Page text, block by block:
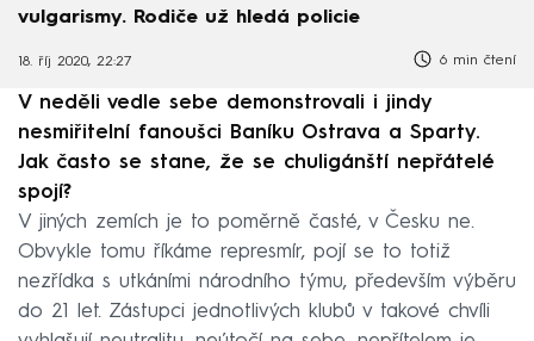
vulgarismy. Rodiče už hledá policie
18. říj 2020, 22:27 6 min čtení
V neděli vedle sebe demonstrovali i jindy
nesmiřitelní fanoušci Baníku Ostrava a Sparty.
Jak často se stane, že se chuligánští nepřátelé
spojí?
V jiných zemích je to poměrně časté, v Česku ne.
Obvykle tomu říkáme represmír, pojí se to totiž
nezřídka s utkáními národního týmu, především výběru
do 21 let. Zástupci jednotlivých klubů v takové chvíli